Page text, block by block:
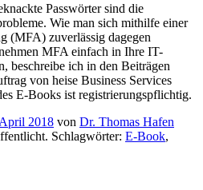
Passwörter sind die
Wie man sich mithilfe einer
(MFA) zuverlässig dagegen
MFA einfach in Ihre IT-
beschreibe ich in den Beiträgen
von heise Business Services
E-Books ist registrierungspflichtig.
2018 von Dr. Thomas Hafen
Schlagwörter: E-Book,